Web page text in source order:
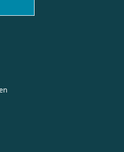
Informationen: